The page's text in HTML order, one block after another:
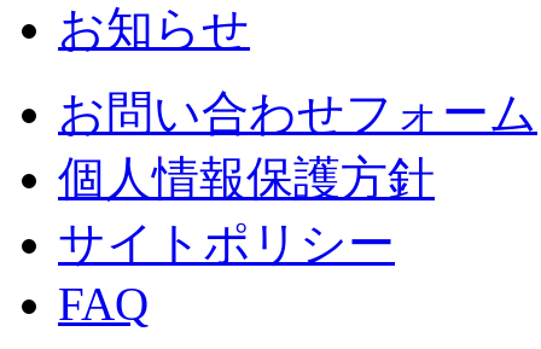
お知らせ
お問い合わせフォーム
個人情報保護方針
サイトポリシー
FAQ